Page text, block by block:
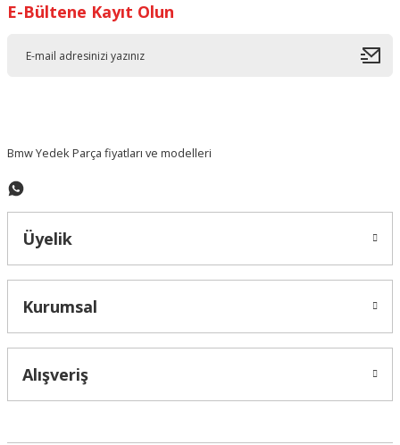
Ürün resmi kalitesiz, bozuk veya görüntülenemiyor.
E-Bültene Kayıt Olun
Bmw Yedek Parça fiyatları ve modelleri
Üyelik
Kurumsal
Alışveriş